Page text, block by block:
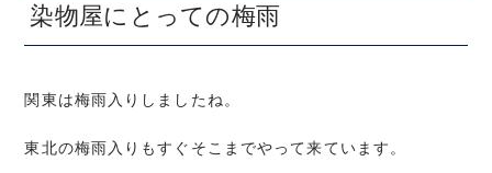
染物屋にとっての梅雨
関東は梅雨入りしましたね。
東北の梅雨入りもすぐそこまでやって来ています。